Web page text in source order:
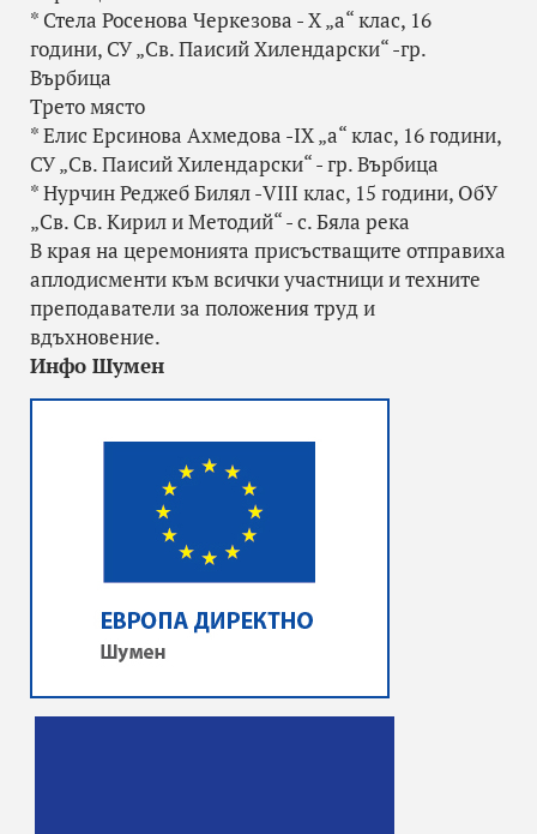
* Стела Росенова Черкезова - X „а“ клас, 16
години, СУ „Св. Паисий Хилендарски“ -гр.
Върбица
Трето място
* Елис Ерсинова Ахмедова -IX „а“ клас, 16 години,
СУ „Св. Паисий Хилендарски“ - гр. Върбица
* Нурчин Реджеб Билял -VIII клас, 15 години, ОбУ
„Св. Св. Кирил и Методий“ - с. Бяла река
В края на церемонията присъстващите отправиха
аплодисменти към всички участници и техните
преподаватели за положения труд и
вдъхновение.
Инфо Шумен